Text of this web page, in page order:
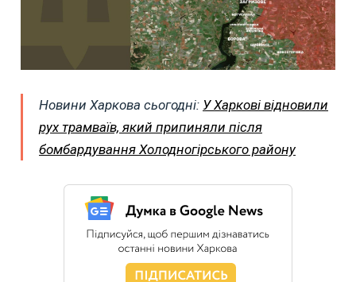
Новини Харкова сьогодні: У Харкові відновили
рух трамваїв, який припиняли після
бомбардування Холодногірського району